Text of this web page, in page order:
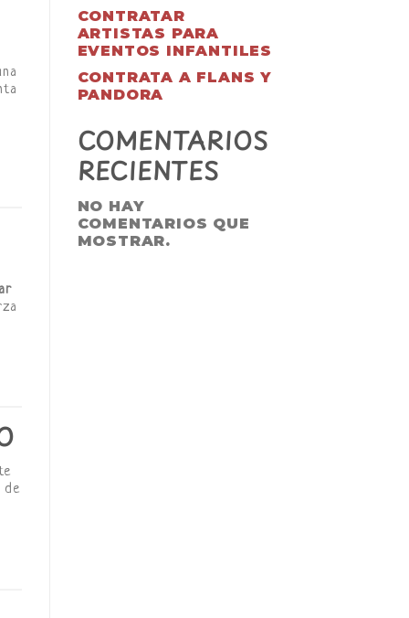
de
CONTRATAR
ARTISTAS PARA
EVENTOS INFANTILES
CONTRATA A FLANS Y
PANDORA
COMENTARIOS
RECIENTES
NO HAY
COMENTARIOS QUE
MOSTRAR.